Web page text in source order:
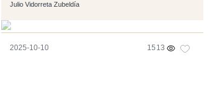
Julio Vidorreta Zubeldía
2025-10-10 1513